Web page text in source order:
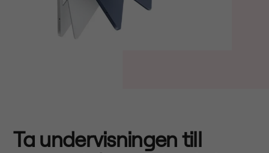
Ta undervisningen till